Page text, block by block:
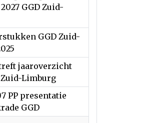
GGD Zuid-
GGD Zuid-
jaaroverzicht
Zuid-Limburg
PP presentatie
GGD